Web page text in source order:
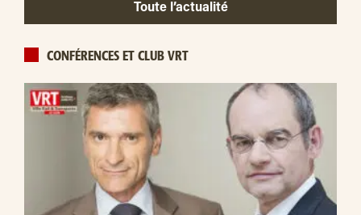
Toute l’actualité
CONFÉRENCES ET CLUB VRT